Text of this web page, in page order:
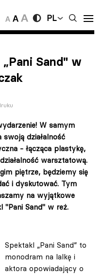
PL
Sand" w
W samym
działalność
- łącząca plastykę,
warsztatową.
piętrze, będziemy się
i dyskutować. Tym
na wyjątkowe
"Pani Sand" w reż.
Spektakl „Pani Sand” to
monodram na lalkę i
aktora opowiadający o